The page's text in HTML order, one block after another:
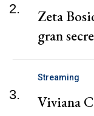
2.
Zeta
gran
3.
Streaming
Viviana